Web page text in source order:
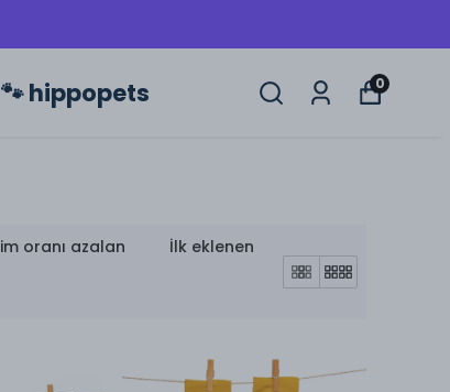
🐾 hippopets 0
oranı azalan İlk eklenen